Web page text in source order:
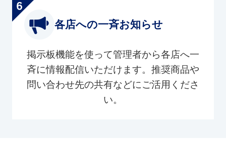
各店への一斉お知らせ
掲示板機能を使って管理者から各店へ一
斉に情報配信いただけます。推奨商品や
問い合わせ先の共有などにご活用くださ
い。